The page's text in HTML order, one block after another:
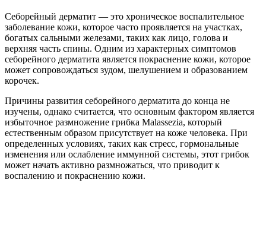
Себорейный дерматит — это хроническое воспалительное
заболевание кожи, которое часто проявляется на участках,
богатых сальными железами, таких как лицо, голова и
верхняя часть спины. Одним из характерных симптомов
себорейного дерматита является покраснение кожи, которое
может сопровождаться зудом, шелушением и образованием
корочек.
Причины развития себорейного дерматита до конца не
изучены, однако считается, что основным фактором является
избыточное размножение грибка Malassezia, который
естественным образом присутствует на коже человека. При
определенных условиях, таких как стресс, гормональные
изменения или ослабление иммунной системы, этот грибок
может начать активно размножаться, что приводит к
воспалению и покраснению кожи.